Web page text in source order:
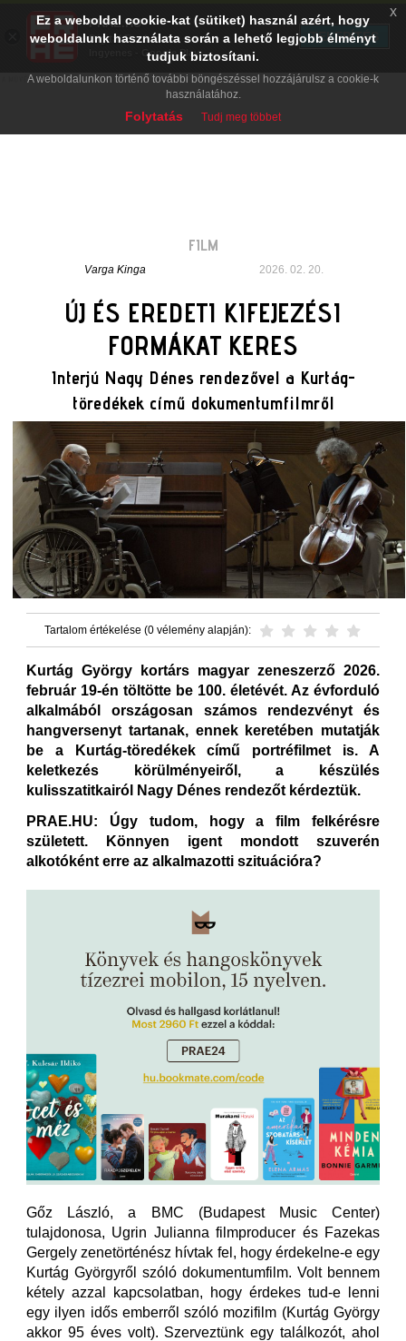
FILM
Varga Kinga 2026. 02. 20.
ÚJ ÉS EREDETI KIFEJEZÉSI
FORMÁKAT KERES
Interjú Nagy Dénes rendezővel a Kurtág-
töredékek című dokumentumfilmről
Tartalom értékelése (0 vélemény alapján):
Kurtág György kortárs magyar zeneszerző 2026.
február 19-én töltötte be 100. életévét. Az évforduló
alkalmából országosan számos rendezvényt és
hangversenyt tartanak, ennek keretében mutatják
be a Kurtág-töredékek című portréfilmet is. A
keletkezés körülményeiről, a készülés
kulisszatitkairól Nagy Dénes rendezőt kérdeztük.
PRAE.HU: Úgy tudom, hogy a film felkérésre
született. Könnyen igent mondott szuverén
alkotóként erre az alkalmazotti szituációra?
Gőz László, a BMC (Budapest Music Center)
tulajdonosa, Ugrin Julianna filmproducer és Fazekas
Gergely zenetörténész hívtak fel, hogy érdekelne-e egy
Kurtág Györgyről szóló dokumentumfilm. Volt bennem
kétely azzal kapcsolatban, hogy érdekes tud-e lenni
egy ilyen idős emberről szóló mozifilm (Kurtág György
akkor 95 éves volt). Szerveztünk egy találkozót, ahol
Ez a weboldal cookie-kat (sütiket) használ azért, hogy
weboldalunk használata során a lehető legjobb élményt
tudjuk biztosítani.
A weboldalunkon történő további böngészéssel hozzájárulsz a cookie-k
használatához.
Folytatás Tudj meg többet
x
PRAE.HU
Digital Evolution
Ingyenes - Google Play
TELEPÍTÉS